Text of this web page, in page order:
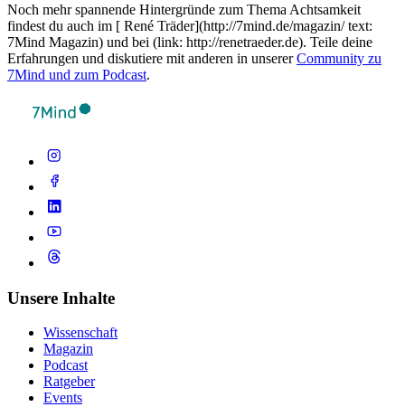
Noch mehr spannende Hintergründe zum Thema Achtsamkeit
findest du auch im [ René Träder](http://7mind.de/magazin/ text:
7Mind Magazin) und bei (link: http://renetraeder.de). Teile deine
Erfahrungen und diskutiere mit anderen in unsererCommunity zu
7Mind und zum Podcast.
Unsere Inhalte
Wissenschaft
Magazin
Podcast
Ratgeber
Events